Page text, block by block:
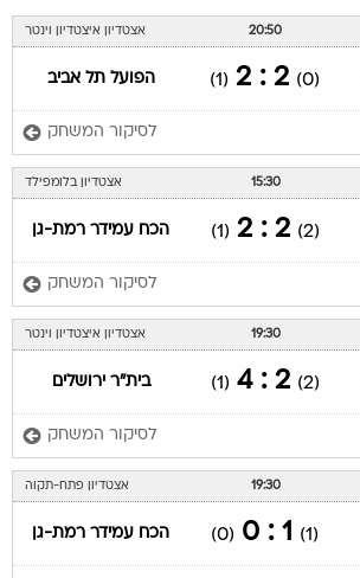
20:50 אצטדיון איצטדיון וינטר
(0)
2 : 2
(1) הפועל תל אביב
לסיקור המשחק
15:30 אצטדיון בלומפילד
(2)
2 : 2
(1) הכח עמידר רמת-גן
לסיקור המשחק
19:30 אצטדיון איצטדיון וינטר
(2)
2 : 4
(1) בית"ר ירושלים
לסיקור המשחק
19:30 אצטדיון פתח-תקוה
(1)
1 : 0
(0) הכח עמידר רמת-גן